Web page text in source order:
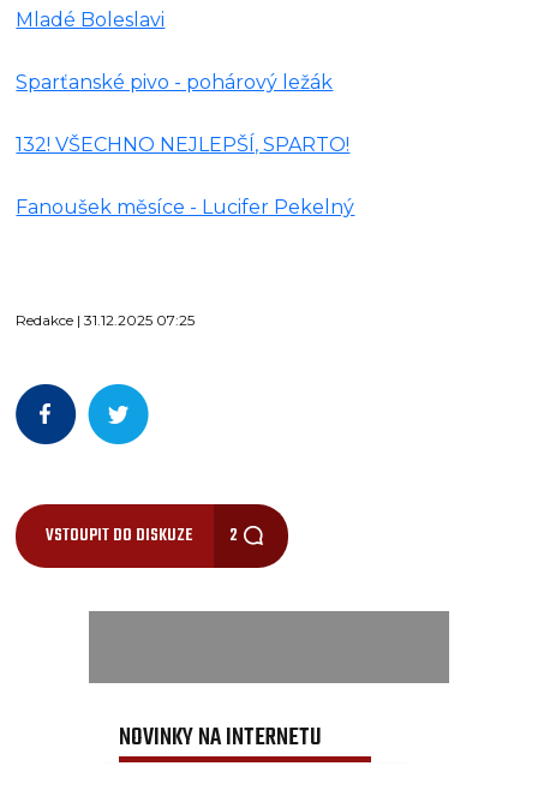
Mladé Boleslavi
Sparťanské pivo - pohárový ležák
132! VŠECHNO NEJLEPŠÍ, SPARTO!
Fanoušek měsíce - Lucifer Pekelný
Redakce | 31.12.2025 07:25
VSTOUPIT DO DISKUZE 2
NOVINKY NA INTERNETU